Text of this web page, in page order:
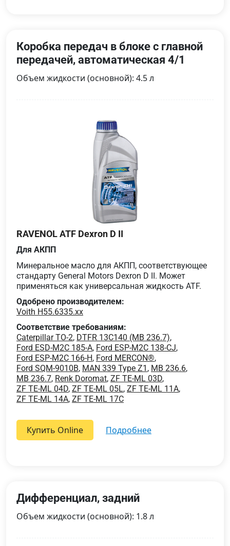
Коробка передач в блоке с главной
передачей, автоматическая 4/1
Объем жидкости (основной): 4.5 л
RAVENOL ATF Dexron D II
Для АКПП
Минеральное масло для АКПП, соответствующее
стандарту General Motors Dexron D II. Может
применяться как универсальная жидкость ATF.
Одобрено производителем:
Voith H55.6335.xx
Соответствие требованиям:
Caterpillar TO-2, DTFR 13C140 (MB 236.7),
Ford ESD-M2C 185-A, Ford ESP-M2C 138-CJ,
Ford ESP-M2C 166-H, Ford MERCON®,
Ford SQM-9010B, MAN 339 Type Z1 , MB 236.6,
MB 236.7, Renk Doromat, ZF TE-ML 03D,
ZF TE-ML 04D, ZF TE-ML 05L, ZF TE-ML 11A,
ZF TE-ML 14A, ZF TE-ML 17C
Купить Online подробнее
Дифференциал, задний
Объем жидкости (основной): 1.8 л